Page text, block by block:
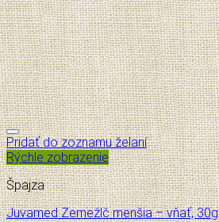
Pridať do zoznamu želaní
Rýchle zobrazenie
Špajza
Juvamed Zemežlč menšia – vňať, 30g